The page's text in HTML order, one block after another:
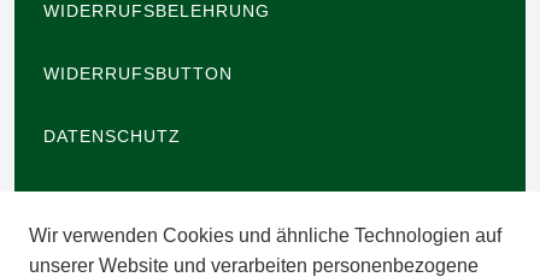
WIDERRUFSBELEHRUNG
WIDERRUFSBUTTON
DATENSCHUTZ
IMPRESSUM
Wir verwenden Cookies und ähnliche Technologien auf
unserer Website und verarbeiten personenbezogene